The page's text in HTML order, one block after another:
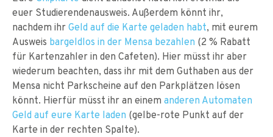
euer Studierendenausweis. Außerdem könnt ihr,
nachdem ihrGeld auf die Karte geladen habt, mit eurem
Ausweis bargeldlos in der Mensa bezahlen (2 % Rabatt
für Kartenzahler in den Cafeten). Hier müsst ihr aber
wiederum beachten, dass ihr mit dem Guthaben aus der
Mensa nicht Parkscheine auf den Parkplätzen lösen
könnt. Hierfür müsst ihr an einem anderen Automaten
Geld auf eure Karte laden (gelbe-rote Punkt auf der
Karte in der rechten Spalte).